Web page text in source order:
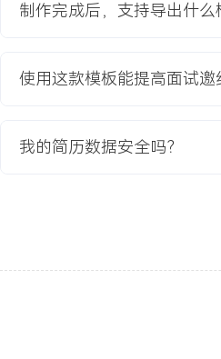
X.X%，客户投诉率下降XXX%。
教育背景
GPA X.XX/4.0（专业前XX%），
制作完成后，支持导出什么
使用这款模板能提高面试邀
我的简历数据安全吗？